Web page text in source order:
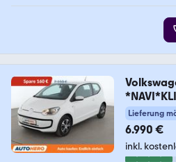
Lieferung
6.990 €
inkl.